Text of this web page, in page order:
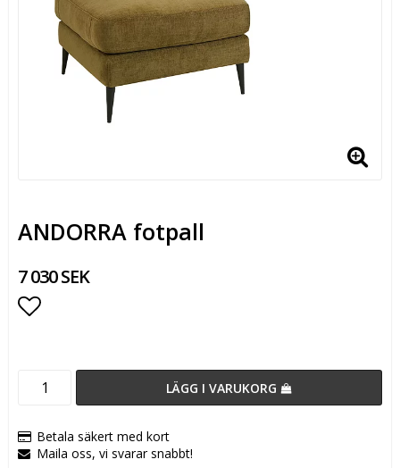
ANDORRA fotpall
7 030 SEK
LÄGG I VARUKORG
Betala säkert med kort
Maila oss, vi svarar snabbt!